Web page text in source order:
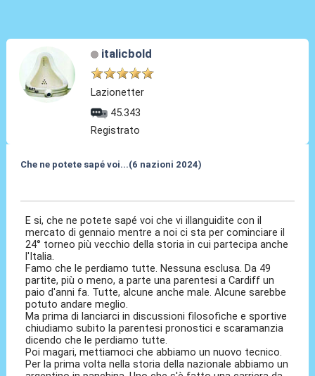
italicbold
Lazionetter
45.343
Registrato
Che ne potete sapé voi...(6 nazioni 2024)
E si, che ne potete sapé voi che vi illanguidite con il
mercato di gennaio mentre a noi ci sta per cominciare il
24° torneo più vecchio della storia in cui partecipa anche
l'Italia.
Famo che le perdiamo tutte. Nessuna esclusa. Da 49
partite, più o meno, a parte una parentesi a Cardiff un
paio d'anni fa. Tutte, alcune anche male. Alcune sarebbe
potuto andare meglio.
Ma prima di lanciarci in discussioni filosofiche e sportive
chiudiamo subito la parentesi pronostici e scaramanzia
dicendo che le perdiamo tutte.
Poi magari, mettiamoci che abbiamo un nuovo tecnico.
Per la prima volta nella storia della nazionale abbiamo un